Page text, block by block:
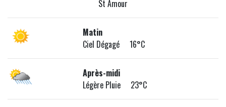
St Amour
Matin
Ciel Dégagé 16°C
Après-midi
Légère Pluie 23°C